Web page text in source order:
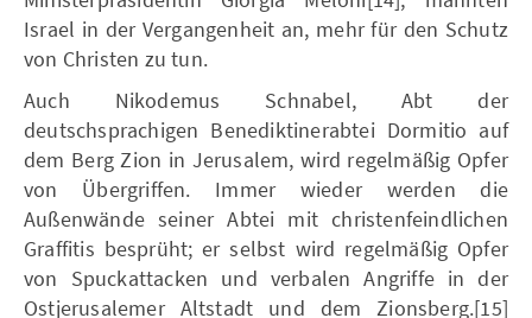
Israel in der Vergangenheit an, mehr für den Schutz
von Christen zu tun.
Auch Nikodemus Schnabel, Abt der
deutschsprachigen Benediktinerabtei Dormitio auf
dem Berg Zion in Jerusalem, wird regelmäßig Opfer
von Übergriffen. Immer wieder werden die
Außenwände seiner Abtei mit christenfeindlichen
Graffitis besprüht; er selbst wird regelmäßig Opfer
von Spuckattacken und verbalen Angriffe in der
Ostjerusalemer Altstadt und dem Zionsberg.[15]